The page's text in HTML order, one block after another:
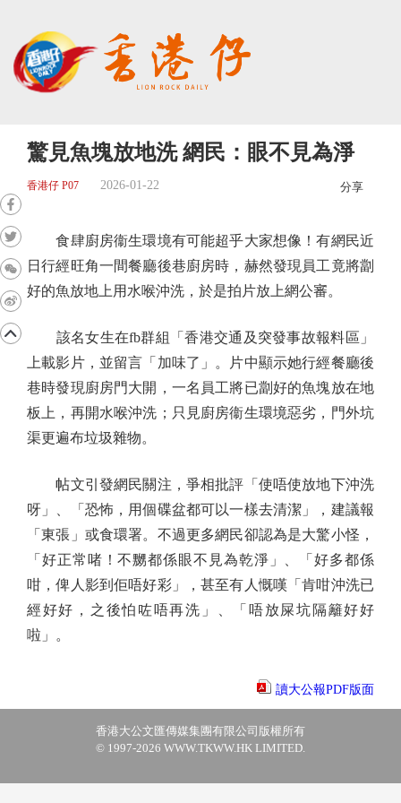
驚見魚塊放地洗 網民：眼不見為淨
香港仔 P07 2026-01-22 分享
食肆廚房衞生環境有可能超乎大家想像！有網民近
日行經旺角一間餐廳後巷廚房時，赫然發現員工竟將劏
好的魚放地上用水喉沖洗，於是拍片放上網公審。
該名女生在fb群組「香港交通及突發事故報料區」
上載影片，並留言「加味了」。片中顯示她行經餐廳後
巷時發現廚房門大開，一名員工將已劏好的魚塊放在地
板上，再開水喉沖洗；只見廚房衞生環境惡劣，門外坑
渠更遍布垃圾雜物。
帖文引發網民關注，爭相批評「使唔使放地下沖洗
呀」、「恐怖，用個碟盆都可以一樣去清潔」，建議報
「東張」或食環署。不過更多網民卻認為是大驚小怪，
「好正常啫！不嬲都係眼不見為乾淨」、「好多都係
咁，俾人影到佢唔好彩」，甚至有人慨嘆「肯咁沖洗已
經好好，之後怕咗唔再洗」、「唔放屎坑隔籬好好
啦」。
讀大公報PDF版面
香港大公文匯傳媒集團有限公司版權所有
© 1997-2026 WWW.TKWW.HK LIMITED.